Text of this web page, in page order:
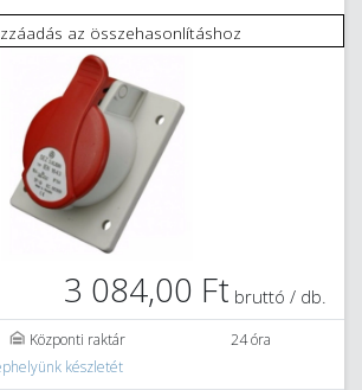
az összehasonlításhoz
3 084,00 Ft bruttó / db.
Központi raktár
24 óra
készletét